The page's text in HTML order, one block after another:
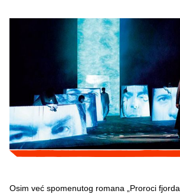
Osim već spomenutog romana „Proroci fjorda